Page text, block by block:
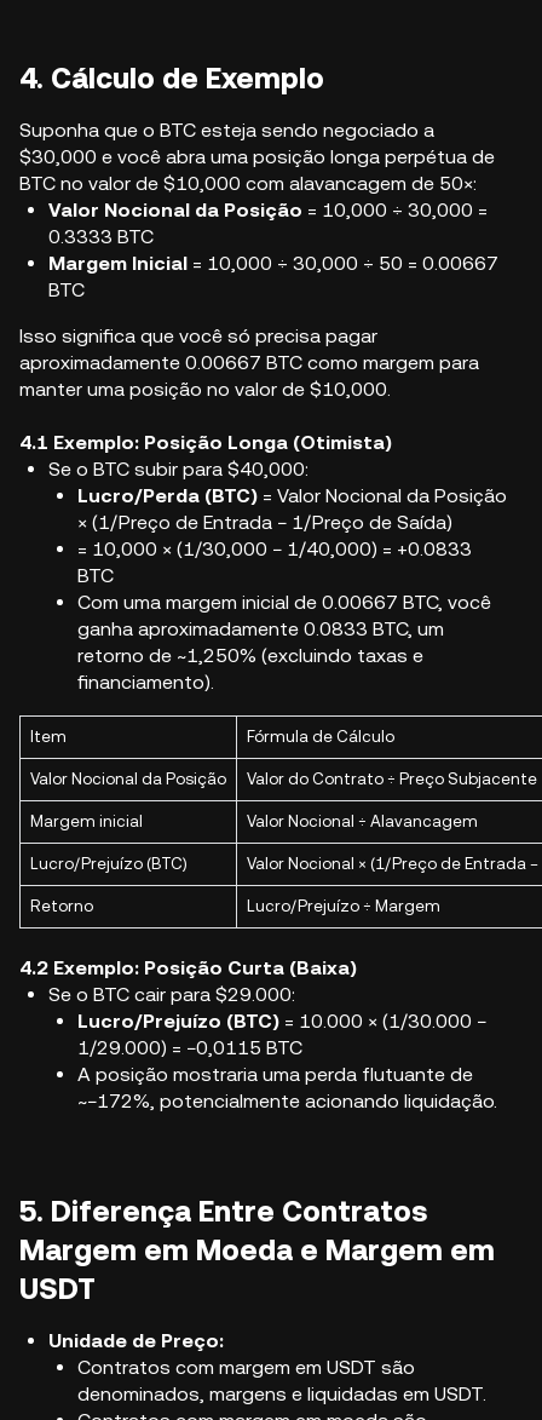
4. Cálculo de Exemplo
Suponha que o BTC esteja sendo negociado a
$30,000 e você abra uma posição longa perpétua de
BTC no valor de $10,000 com alavancagem de 50×:
Valor Nocional da Posição = 10,000 ÷ 30,000 =
0.3333 BTC
Margem Inicial = 10,000 ÷ 30,000 ÷ 50 = 0.00667
BTC
Isso significa que você só precisa pagar
aproximadamente 0.00667 BTC como margem para
manter uma posição no valor de $10,000.
4.1 Exemplo: Posição Longa (Otimista)
Se o BTC subir para $40,000:
Lucro/Perda (BTC) = Valor Nocional da Posição
× (1/Preço de Entrada − 1/Preço de Saída)
= 10,000 × (1/30,000 − 1/40,000) = +0.0833
BTC
Com uma margem inicial de 0.00667 BTC, você
ganha aproximadamente 0.0833 BTC, um
retorno de ~1,250% (excluindo taxas e
financiamento).
Item Fórmula de Cálculo
Valor Nocional da Posição Valor do Contrato ÷ Preço Subjacente
Margem inicial Valor Nocional ÷ Alavancagem
Lucro/Prejuízo (BTC) Valor Nocional × (1/Preço de Entrada
Retorno Lucro/Prejuízo ÷ Margem
4.2 Exemplo: Posição Curta (Baixa)
Se o BTC cair para $29.000:
Lucro/Prejuízo (BTC) = 10.000 × (1/30.000 −
1/29.000) = −0,0115 BTC
A posição mostraria uma perda flutuante de
~−172%, potencialmente acionando liquidação.
5. Diferença Entre Contratos
Margem em Moeda e Margem em
USDT
Unidade de Preço:
Contratos com margem em USDT são
denominados, margens e liquidadas em USDT.